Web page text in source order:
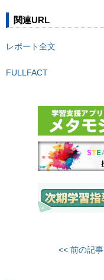
関連URL
レポート全文
FULLFACT
<< 前の記事